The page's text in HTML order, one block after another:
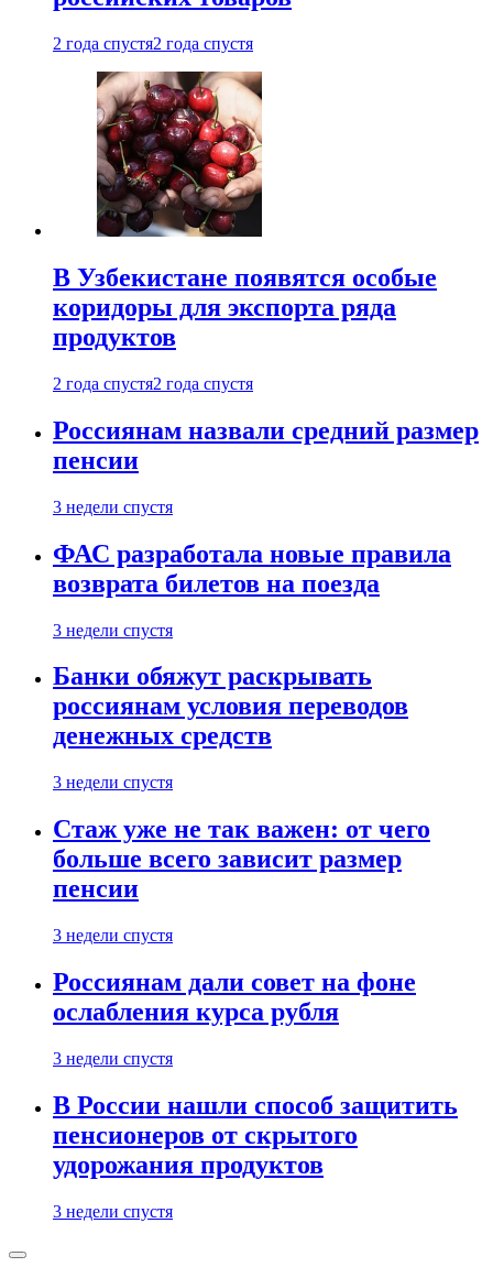
2 года спустя2 года спустя
В Узбекистане появятся особые
коридоры для экспорта ряда
продуктов
2 года спустя2 года спустя
Россиянам назвали средний размер
пенсии
3 недели спустя
ФАС разработала новые правила
возврата билетов на поезда
3 недели спустя
Банки обяжут раскрывать
россиянам условия переводов
денежных средств
3 недели спустя
Стаж уже не так важен: от чего
больше всего зависит размер
пенсии
3 недели спустя
Россиянам дали совет на фоне
ослабления курса рубля
3 недели спустя
В России нашли способ защитить
пенсионеров от скрытого
удорожания продуктов
3 недели спустя